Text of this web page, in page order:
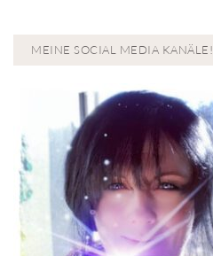
MEINE SOCIAL MEDIA KANÄLE!